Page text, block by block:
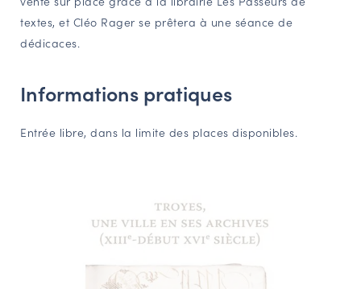
textes, et Cléo Rager se prêtera à une séance de
dédicaces.
Informations pratiques
Entrée libre, dans la limite des places disponibles.